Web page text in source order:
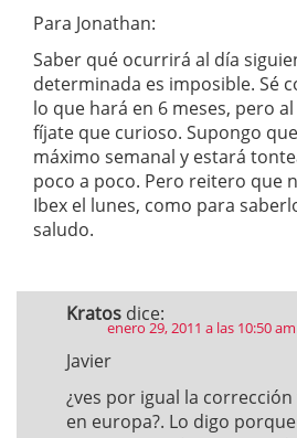
Para Jonathan:
Saber qué ocurrirá al día
determinada es imposible. Sé
lo que hará en 6 meses, pero
fíjate que curioso. Supongo
máximo semanal y estará
poco a poco. Pero reitero que
Ibex el lunes, como para
saludo.
Kratos dice:
enero 29, 2011 a las 10:50 am
Javier
¿ves por igual la
en europa?. Lo digo